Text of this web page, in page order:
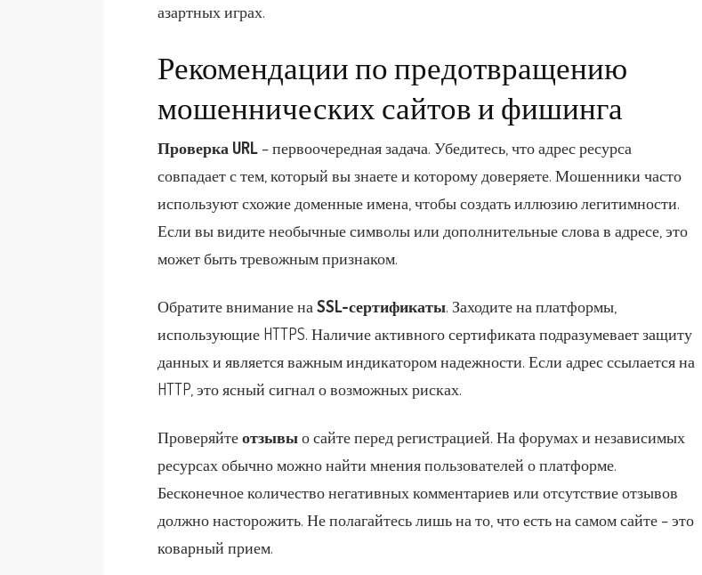
азартных играх.
Рекомендации по предотвращению
мошеннических сайтов и фишинга
Проверка URL – первоочередная задача. Убедитесь, что адрес ресурса
совпадает с тем, который вы знаете и которому доверяете. Мошенники часто
используют схожие доменные имена, чтобы создать иллюзию легитимности.
Если вы видите необычные символы или дополнительные слова в адресе, это
может быть тревожным признаком.
Обратите внимание на SSL-сертификаты. Заходите на платформы,
использующие HTTPS. Наличие активного сертификата подразумевает защиту
данных и является важным индикатором надежности. Если адрес ссылается на
HTTP, это ясный сигнал о возможных рисках.
Проверяйтеотзывыо сайте перед регистрацией. На форумах и независимых
ресурсах обычно можно найти мнения пользователей о платформе.
Бесконечное количество негативных комментариев или отсутствие отзывов
должно насторожить. Не полагайтесь лишь на то, что есть на самом сайте – это
коварный прием.